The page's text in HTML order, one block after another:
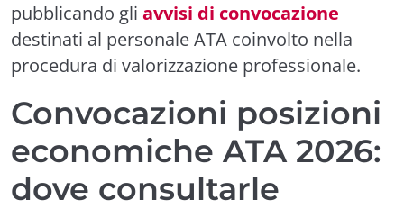
pubblicando gli avvisi di convocazione
destinati al personale ATA coinvolto nella
procedura di valorizzazione professionale.
Convocazioni posizioni
economiche ATA 2026:
dove consultarle